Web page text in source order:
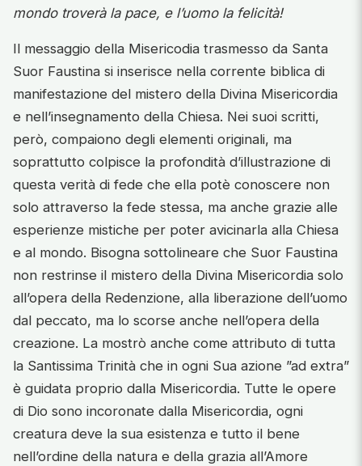
mondo troverà la pace, e l’uomo la felicità!
Il messaggio della Misericodia trasmesso da Santa
Suor Faustina si inserisce nella corrente biblica di
manifestazione del mistero della Divina Misericordia
e nell’insegnamento della Chiesa. Nei suoi scritti,
però, compaiono degli elementi originali, ma
soprattutto colpisce la profondità d’illustrazione di
questa verità di fede che ella potè conoscere non
solo attraverso la fede stessa, ma anche grazie alle
esperienze mistiche per poter avicinarla alla Chiesa
e al mondo. Bisogna sottolineare che Suor Faustina
non restrinse il mistero della Divina Misericordia solo
all’opera della Redenzione, alla liberazione dell’uomo
dal peccato, ma lo scorse anche nell’opera della
creazione. La mostrò anche come attributo di tutta
la Santissima Trinità che in ogni Sua azione ”ad extra”
è guidata proprio dalla Misericordia. Tutte le opere
di Dio sono incoronate dalla Misericordia, ogni
creatura deve la sua esistenza e tutto il bene
nell’ordine della natura e della grazia all’Amore